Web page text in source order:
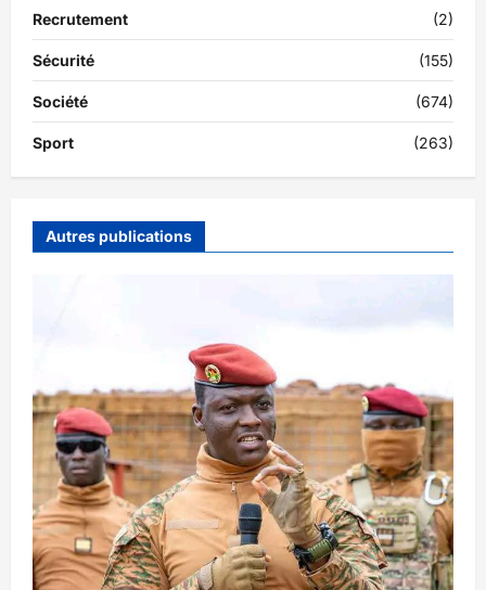
Recrutement (2)
Sécurité (155)
Société (674)
Sport (263)
Autres publications